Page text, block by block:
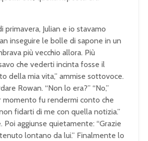
primavera, Julian e io stavamo
inseguire le bolle di sapone in un
più vecchio allora. Più
che vederti incinta fosse il
della mia vita,” ammise sottovoce.
Rowan. “Non lo era?” “No,”
momento fu rendermi conto che
fidarti di me con quella notizia.”
Poi aggiunse quietamente: “Grazie
lontano da lui.” Finalmente lo